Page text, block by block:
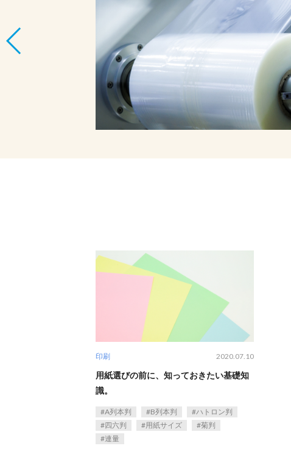
刷方式」があり
適切なコスト管
印刷 2020.07.10
用紙選びの前に、知っておきたい基礎知
識。
A列本判 B列本判
ハトロン判
四六判
用紙サイズ
菊判
連量